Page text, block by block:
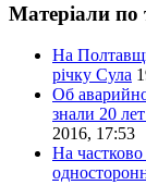
Матеріали по
На
річку Сула
Об
знали 20
2016, 17:53
На